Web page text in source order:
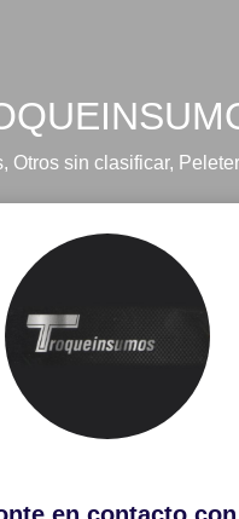
, Otros sin clasificar,